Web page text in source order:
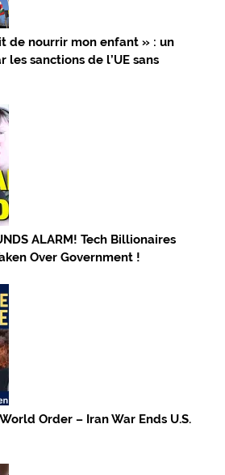
de nourrir mon enfant » : un
sanctions de l’UE sans
ALARM! Tech Billionaires
Over Government !
Order – Iran War Ends U.S.